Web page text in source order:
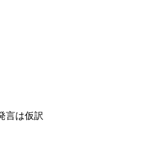
言は仮訳